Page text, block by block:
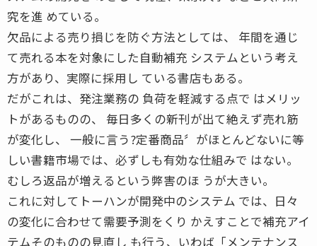
究を進 めている。
欠品による売り損じを防ぐ方法としては、 年間を通じ
て売れる本を対象にした自動補充 システムという考え
方があり、実際に採用し ている書店もある。
だがこれは、発注業務の 負荷を軽減する点で はメリッ
トがあるものの、 毎日多くの新刊が出て絶えず売れ筋
が変化し、 一般に言う?定番商品〞がほとんどないに等
しい書籍市場では、必ずしも有効な仕組みで はない。
むしろ返品が増えるという弊害のほ うが大きい。
これに対してトーハンが開発中のシステム では、日々
の変化に合わせて需要予測をくり かえすことで補充アイ
テムそのものの見直し も行う、いわば「メンテナンス